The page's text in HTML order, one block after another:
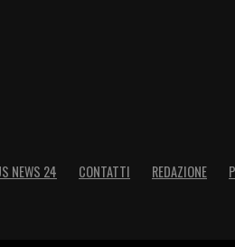
NEWS 24 CONTATTI REDAZIONE